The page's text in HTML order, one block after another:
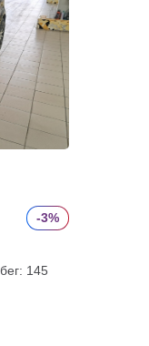
-3%
145